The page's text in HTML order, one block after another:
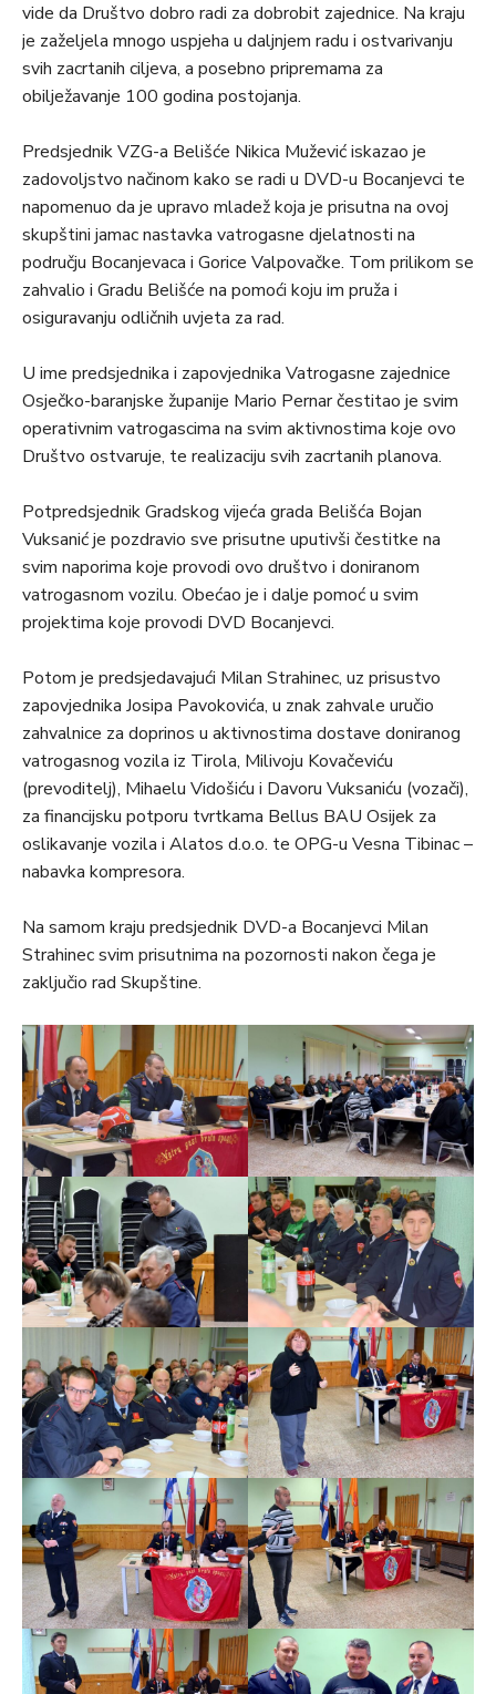
vide da Društvo dobro radi za dobrobit zajednice. Na kraju
je zaželjela mnogo uspjeha u daljnjem radu i ostvarivanju
svih zacrtanih ciljeva, a posebno pripremama za
obilježavanje 100 godina postojanja.
Predsjednik VZG-a Belišće Nikica Mužević iskazao je
zadovoljstvo načinom kako se radi u DVD-u Bocanjevci te
napomenuo da je upravo mladež koja je prisutna na ovoj
skupštini jamac nastavka vatrogasne djelatnosti na
području Bocanjevaca i Gorice Valpovačke. Tom prilikom se
zahvalio i Gradu Belišće na pomoći koju im pruža i
osiguravanju odličnih uvjeta za rad.
U ime predsjednika i zapovjednika Vatrogasne zajednice
Osječko-baranjske županije Mario Pernar čestitao je svim
operativnim vatrogascima na svim aktivnostima koje ovo
Društvo ostvaruje, te realizaciju svih zacrtanih planova.
Potpredsjednik Gradskog vijeća grada Belišća Bojan
Vuksanić je pozdravio sve prisutne uputivši čestitke na
svim naporima koje provodi ovo društvo i doniranom
vatrogasnom vozilu. Obećao je i dalje pomoć u svim
projektima koje provodi DVD Bocanjevci.
Potom je predsjedavajući Milan Strahinec, uz prisustvo
zapovjednika Josipa Pavokovića, u znak zahvale uručio
zahvalnice za doprinos u aktivnostima dostave doniranog
vatrogasnog vozila iz Tirola, Milivoju Kovačeviću
(prevoditelj), Mihaelu Vidošiću i Davoru Vuksaniću (vozači),
za financijsku potporu tvrtkama Bellus BAU Osijek za
oslikavanje vozila i Alatos d.o.o. te OPG-u Vesna Tibinac –
nabavka kompresora.
Na samom kraju predsjednik DVD-a Bocanjevci Milan
Strahinec svim prisutnima na pozornosti nakon čega je
zaključio rad Skupštine.